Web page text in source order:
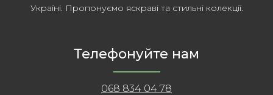
Україні. Пропонуємо яскраві та стильні колекції.
Телефонуйте нам
068 834 04 78